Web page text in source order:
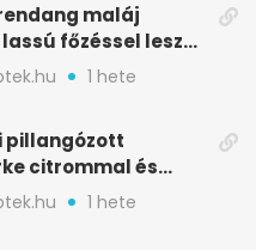
maláj
főzéssel lesz
1 hete
pillangózott
citrommal és
1 hete